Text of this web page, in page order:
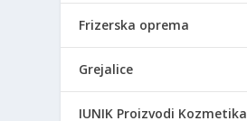
Frizerska oprema
Grejalice
IUNIK Proizvodi Kozmetika